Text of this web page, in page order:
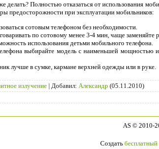
делать? Полностью отказаться от использования
предосторожности при эксплуатации мобильников:
сотовым телефоном без необходимости.
по сотовому менее 3-4 мин, чаще заменяйте
использования детьми мобильного телефона.
выбирайте модель с наименьшей мощностью
лучше в сумке, кармане верхней одежды или в руке.
излучение | Добавил: Александр (05.11.2010)
AS © 2010-
Создать бесплатный